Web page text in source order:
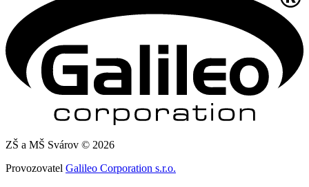
ZŠ a MŠ Svárov © 2026
Provozovatel Galileo Corporation s.r.o.